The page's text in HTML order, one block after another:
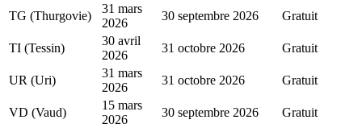
TG (Thurgovie)
31 mars
2026
30 septembre 2026 Gratuit
TI (Tessin)
30 avril
2026
31 octobre 2026 Gratuit
UR (Uri)
31 mars
2026
31 octobre 2026 Gratuit
VD (Vaud)
15 mars
2026
30 septembre 2026 Gratuit